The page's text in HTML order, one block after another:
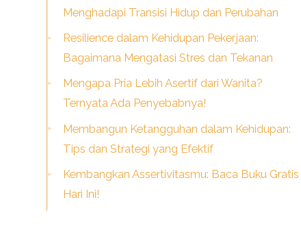
Menghadapi Transisi Hidup dan Perubahan
Resilience dalam Kehidupan Pekerjaan:
Bagaimana Mengatasi Stres dan Tekanan
Mengapa Pria Lebih Asertif dari Wanita?
Ternyata Ada Penyebabnya!
Membangun Ketangguhan dalam Kehidupan:
Tips dan Strategi yang Efektif
Kembangkan Assertivitasmu: Baca Buku Gratis
Hari Ini!